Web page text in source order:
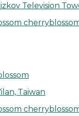
Television
Taiwan